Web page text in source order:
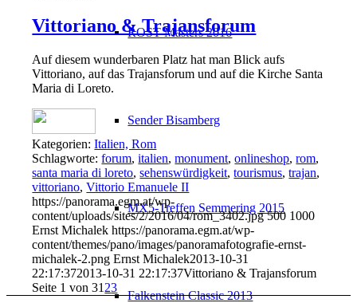
ROST Masters 2016
Sender Bisamberg
MX5-Treffen Semmering 2015
Falkenstein Classic 2013
Vittoriano & Trajansforum
Auf diesem wunderbaren Platz hat man Blick aufs
Vittoriano, auf das Trajansforum und auf die Kirche Santa
Maria di Loreto.
Kategorien:Italien, Rom
Schlagworte:forum,italien,monument,onlineshop,rom,
santa maria di loreto,sehenswürdigkeit,tourismus,trajan,
vittoriano,Vittorio Emanuele II
https://panorama.egm.at/wp-
content/uploads/sites/2/2016/04/rom_3402.jpg 500 1000
Ernst Michalek https://panorama.egm.at/wp-
content/themes/pano/images/panoramafotografie-ernst-
michalek-2.png Ernst Michalek2013-10-31
22:17:372013-10-31 22:17:37Vittoriano & Trajansforum
Seite 1 von 31 23